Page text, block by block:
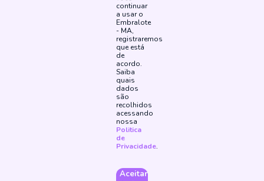
continuar
a usar o
Embralote
- MA,
registraremos
que está
de
acordo.
Saiba
quais
dados
são
recolhidos
acessando
nossa
Politica
de
Privacidade.
Aceitar
Siga Nossas Redes Sociais
Método de Pagamento